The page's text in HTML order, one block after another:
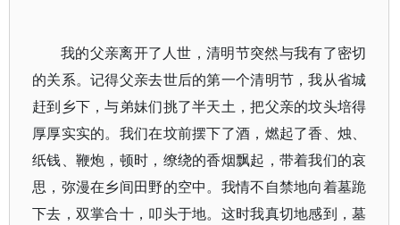
我的父亲离开了人世，清明节突然与我有了密切
的关系。记得父亲去世后的第一个清明节，我从省城
赶到乡下，与弟妹们挑了半天土，把父亲的坟头培得
厚厚实实的。我们在坟前摆下了酒，燃起了香、烛、
纸钱、鞭炮，顿时，缭绕的香烟飘起，带着我们的哀
思，弥漫在乡间田野的空中。我情不自禁地向着墓跪
下去，双掌合十，叩头于地。这时我真切地感到，墓